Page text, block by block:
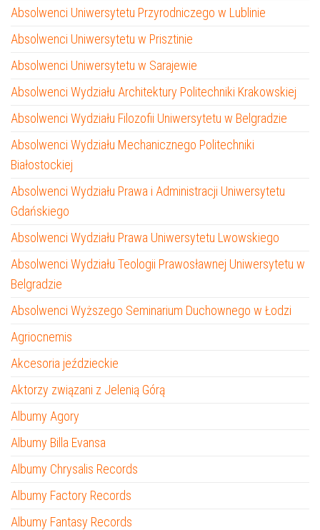
Absolwenci Uniwersytetu Przyrodniczego w Lublinie
Absolwenci Uniwersytetu w Prisztinie
Absolwenci Uniwersytetu w Sarajewie
Absolwenci Wydziału Architektury Politechniki Krakowskiej
Absolwenci Wydziału Filozofii Uniwersytetu w Belgradzie
Absolwenci Wydziału Mechanicznego Politechniki
Białostockiej
Absolwenci Wydziału Prawa i Administracji Uniwersytetu
Gdańskiego
Absolwenci Wydziału Prawa Uniwersytetu Lwowskiego
Absolwenci Wydziału Teologii Prawosławnej Uniwersytetu w
Belgradzie
Absolwenci Wyższego Seminarium Duchownego w Łodzi
Agriocnemis
Akcesoria jeździeckie
Aktorzy związani z Jelenią Górą
Albumy Agory
Albumy Billa Evansa
Albumy Chrysalis Records
Albumy Factory Records
Albumy Fantasy Records